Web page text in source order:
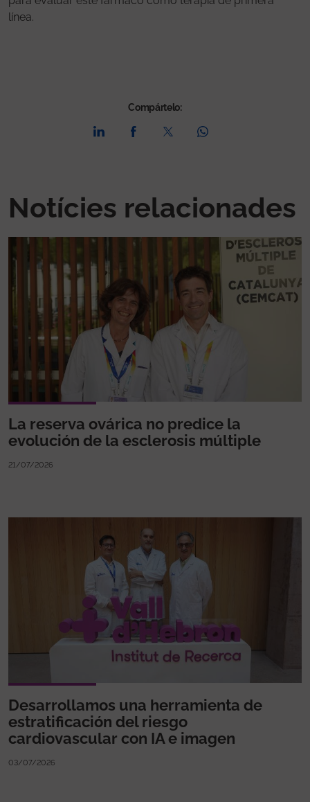
línea.
Compártelo:
Notícies relacionades
La reserva ovárica no predice la
evolución de la esclerosis múltiple
21/07/2026
Desarrollamos una herramienta de
estratificación del riesgo
cardiovascular con IA e imagen
03/07/2026